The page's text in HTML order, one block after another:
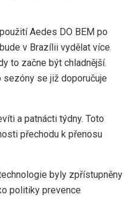
Aedes DO BEM po
v Brazílii vydělat více
to začne být chladnější.
se již doporučuje
a patnácti týdny. Toto
přechodu k přenosu
byly zpřístupněny
politiky prevence